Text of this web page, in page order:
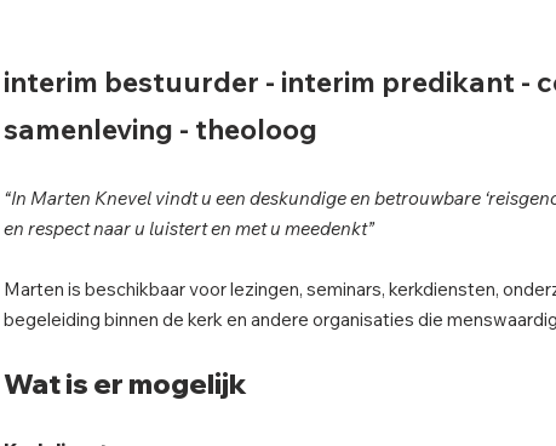
interim bestuurder - interim predikant -
samenleving - theoloog
“In Marten Knevel vindt u een deskundige en betrouwbare
en respect naar u luistert en met u meedenkt”
Marten is beschikbaar voor lezingen, seminars, kerkdiensten,
begeleiding binnen de kerk en andere organisaties die
Wat is er mogelijk